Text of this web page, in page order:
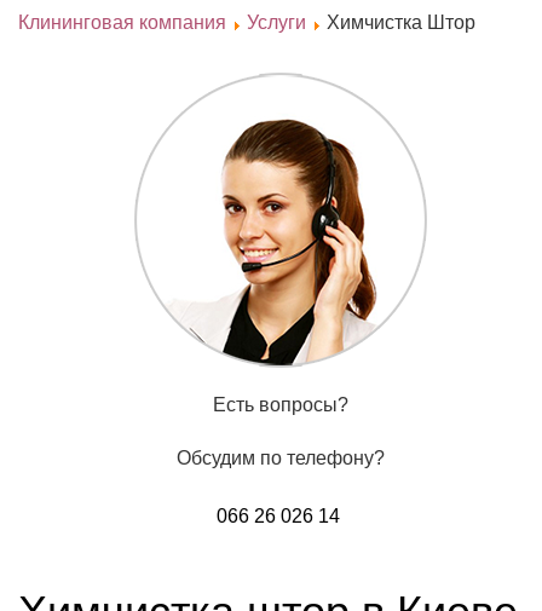
Клининговая компания Услуги Химчистка Штор
Есть вопросы?
Обсудим по телефону?
066 26 026 14